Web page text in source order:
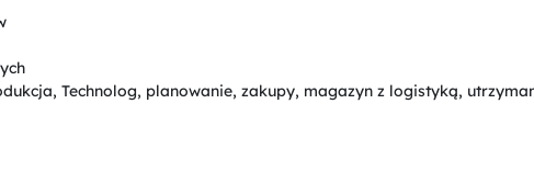
Technolog, planowanie, zakupy, magazyn z logistyką,